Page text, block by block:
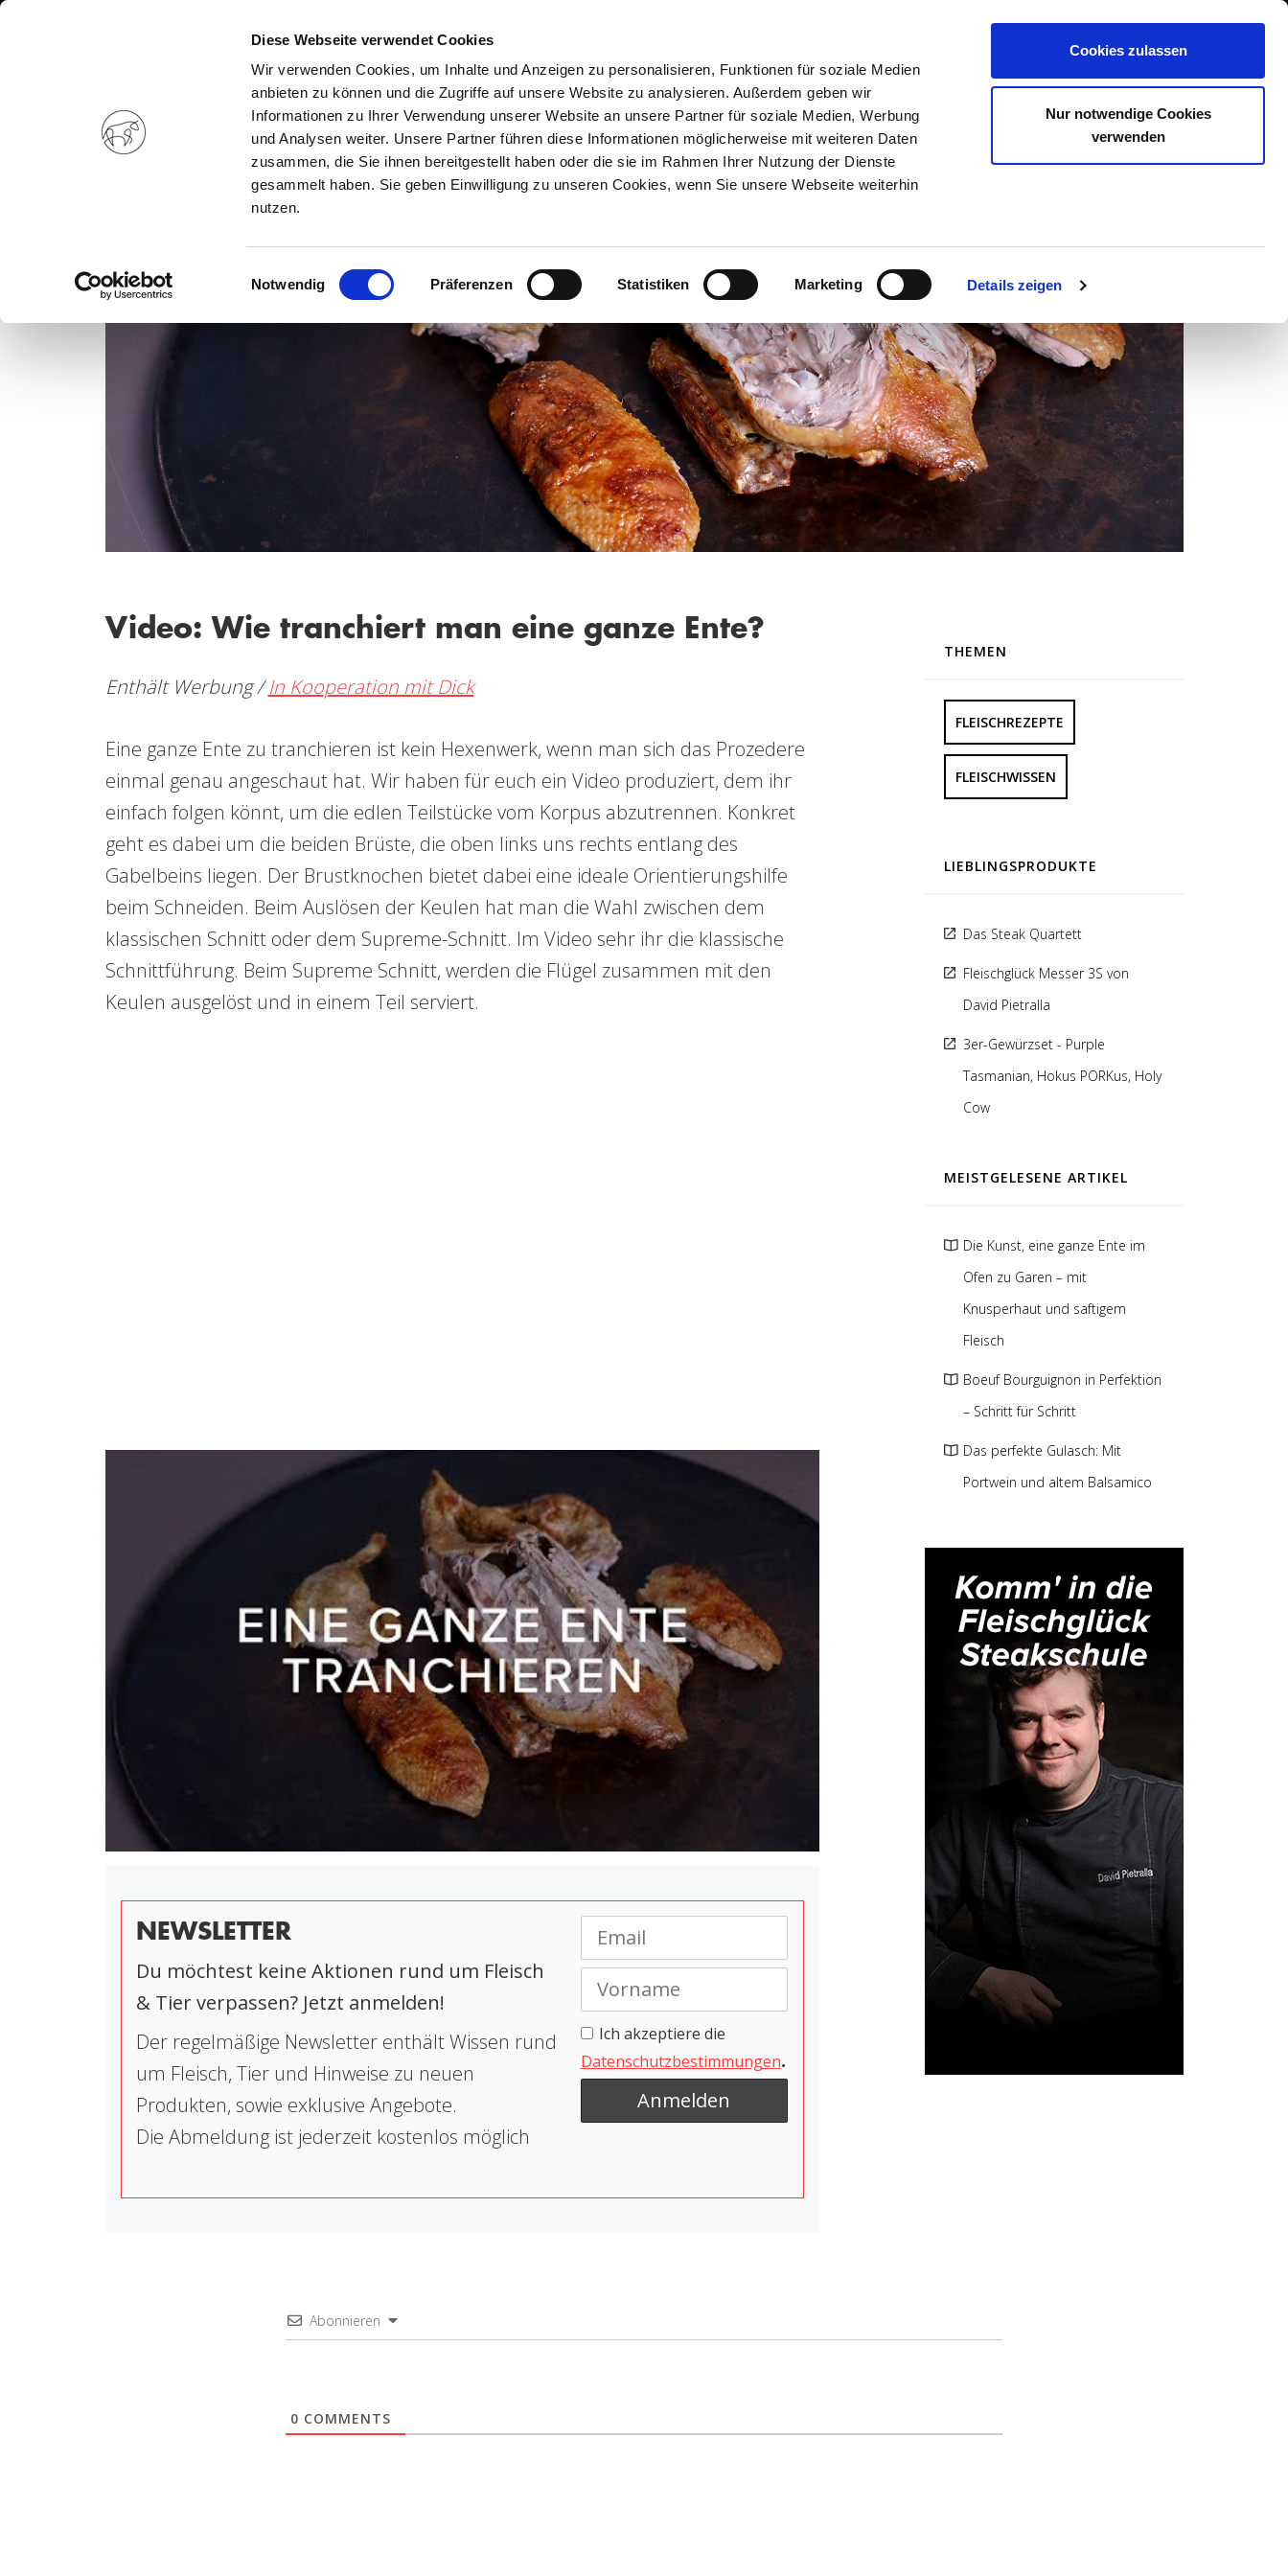
Diese Webseite verwendet Cookies
Wir verwenden Cookies, um Inhalte und Anzeigen zu personalisieren, Funktionen für soziale Medien
anbieten zu können und die Zugriffe auf unsere Website zu analysieren. Außerdem geben wir
Informationen zu Ihrer Verwendung unserer Website an unsere Partner für soziale Medien, Werbung
und Analysen weiter. Unsere Partner führen diese Informationen möglicherweise mit weiteren Daten
zusammen, die Sie ihnen bereitgestellt haben oder die sie im Rahmen Ihrer Nutzung der Dienste
gesammelt haben. Sie geben Einwilligung zu unseren Cookies, wenn Sie unsere Webseite weiterhin
nutzen.
Einwilligungsauswahl
Notwendig Präferenzen Statistiken Marketing Details zeigen
Cookies zulassen
Nur notwendige Cookies
verwenden
HOME MAGAZIN SHOP
Video: Wie tranchiert man eine ganze Ente?
Enthält Werbung /In Kooperation mit Dick
Eine ganze Ente zu tranchieren ist kein Hexenwerk, wenn man sich das Prozedere
einmal genau angeschaut hat. Wir haben für euch ein Video produziert, dem ihr
einfach folgen könnt, um die edlen Teilstücke vom Korpus abzutrennen. Konkret
geht es dabei um die beiden Brüste, die oben links uns rechts entlang des
Gabelbeins liegen. Der Brustknochen bietet dabei eine ideale Orientierungshilfe
beim Schneiden. Beim Auslösen der Keulen hat man die Wahl zwischen dem
klassischen Schnitt oder dem Supreme-Schnitt. Im Video sehr ihr die klassische
Schnittführung. Beim Supreme Schnitt, werden die Flügel zusammen mit den
Keulen ausgelöst und in einem Teil serviert.
NEWSLETTER
Du möchtest keine Aktionen rund um Fleisch
& Tier verpassen? Jetzt anmelden!
Der regelmäßige Newsletter enthält Wissen rund
um Fleisch, Tier und Hinweise zu neuen
Produkten, sowie exklusive Angebote.
Die Abmeldung ist jederzeit kostenlos möglich
Ich akzeptiere die
Datenschutzbestimmungen.
THEMEN
FLEISCHREZEPTE
FLEISCHWISSEN
LIEBLINGSPRODUKTE
Das Steak Quartett
Fleischglück Messer 3S von
David Pietralla
3er-Gewürzset - Purple
Tasmanian, Hokus PORKus, Holy
Cow
MEISTGELESENE ARTIKEL
Die Kunst, eine ganze Ente im
Ofen zu Garen – mit
Knusperhaut und saftigem
Fleisch
Boeuf Bourguignon in Perfektion
– Schritt für Schritt
Das perfekte Gulasch: Mit
Portwein und altem Balsamico
Abonnieren
0 COMMENTS